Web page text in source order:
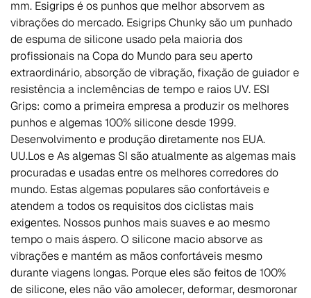
mm. Esigrips é os punhos que melhor absorvem as
vibrações do mercado. Esigrips Chunky são um punhado
de espuma de silicone usado pela maioria dos
profissionais na Copa do Mundo para seu aperto
extraordinário, absorção de vibração, fixação de guiador e
resistência a inclemências de tempo e raios UV. ESI
Grips: como a primeira empresa a produzir os melhores
punhos e algemas 100% silicone desde 1999.
Desenvolvimento e produção diretamente nos EUA.
UU.Los e As algemas SI são atualmente as algemas mais
procuradas e usadas entre os melhores corredores do
mundo. Estas algemas populares são confortáveis e
atendem a todos os requisitos dos ciclistas mais
exigentes. Nossos punhos mais suaves e ao mesmo
tempo o mais áspero. O silicone macio absorve as
vibrações e mantém as mãos confortáveis mesmo
durante viagens longas. Porque eles são feitos de 100%
de silicone, eles não vão amolecer, deformar, desmoronar